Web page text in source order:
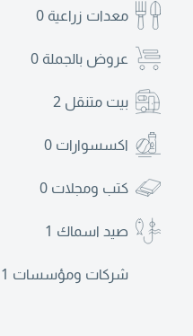
معدات زراعية 0
عروض بالجملة 0
بيت متنقل 2
اكسسوارات 0
كتب ومجلات 0
صيد اسماك 1
شركات ومؤسسات 1